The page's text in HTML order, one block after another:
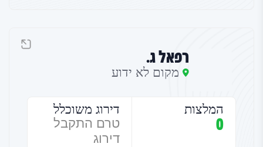
רפאל ג.
מקום לא ידוע
המלצות
0
דירוג משוכלל
טרם התקבל
דירוג